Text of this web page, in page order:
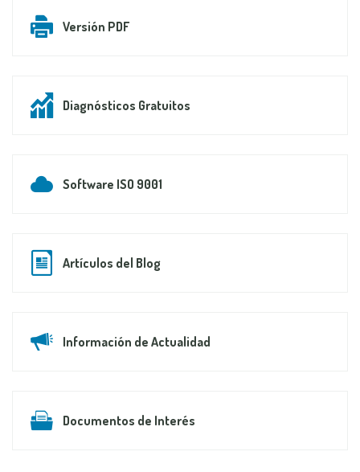
Versión PDF
Diagnósticos Gratuitos
Software ISO 9001
Artículos del Blog
Información de Actualidad
Documentos de Interés